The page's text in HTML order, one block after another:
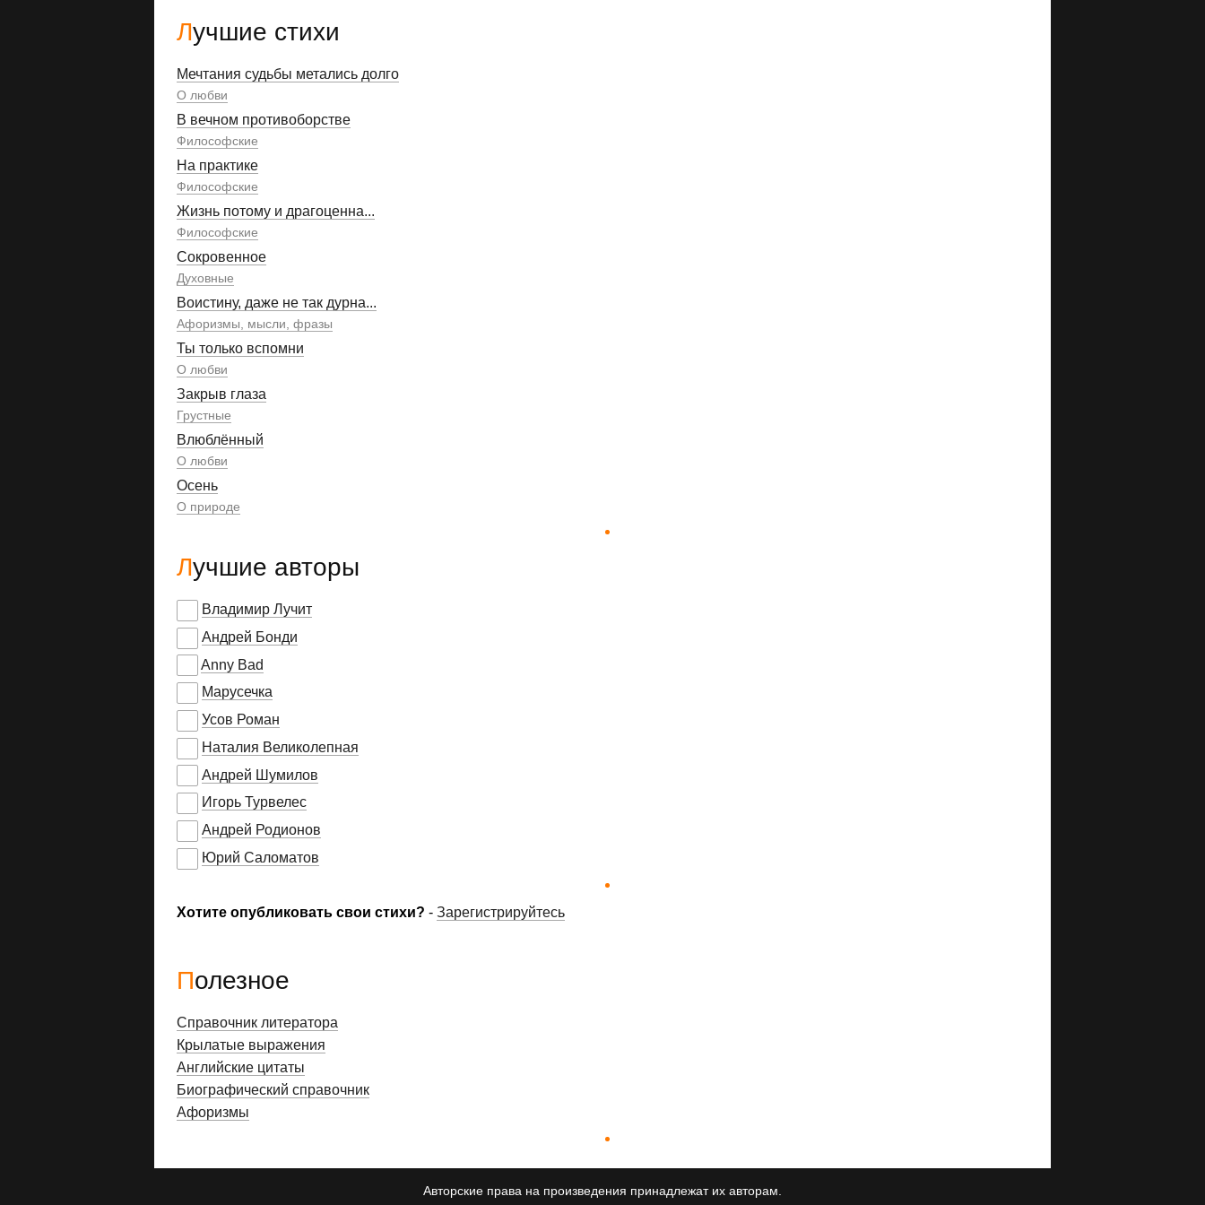
Лучшие стихи
Мечтания судьбы метались долго
О любви
В вечном противоборстве
Философские
На практике
Философские
Жизнь потому и драгоценна...
Философские
Сокровенное
Духовные
Воистину, даже не так дурна...
Афоризмы, мысли, фразы
Ты только вспомни
О любви
Закрыв глаза
Грустные
Влюблённый
О любви
Осень
О природе
Лучшие авторы
Владимир Лучит
Андрей Бонди
Anny Bad
Марусечка
Усов Роман
Наталия Великолепная
Андрей Шумилов
Игорь Турвелес
Андрей Родионов
Юрий Саломатов
Хотите опубликовать свои стихи? - Зарегистрируйтесь
Полезное
Справочник литератора
Крылатые выражения
Английские цитаты
Биографический справочник
Афоризмы
Авторские права на произведения принадлежат их авторам.